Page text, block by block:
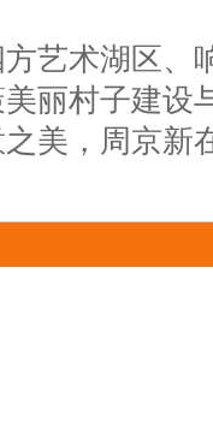
艺术湖区、
丽村子建设
美，周京新